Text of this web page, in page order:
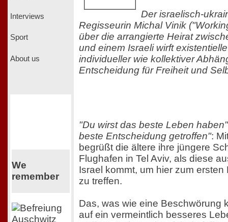
Interviews
Sport
About us
We
remember
Der israelisch-
Regisseurin Michal Vinik
über die arrangierte Heirat
und einem Israeli wirft
individueller wie kollektiver
Entscheidung für Freiheit und
"Du wirst das beste Leben
beste Entscheidung getroffen":
begrüßt die ältere ihre jüngere
Flughafen in Tel Aviv, als diese
Israel kommt, um hier zum ersten
zu treffen.
Das, was wie eine Beschwörung
auf ein vermeintlich besseres